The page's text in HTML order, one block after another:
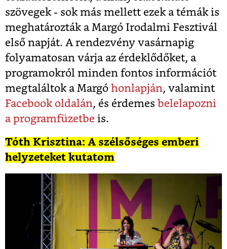
szövegek - sok más mellett ezek a témák is
meghatározták a Margó Irodalmi Fesztivál
első napját. A rendezvény vasárnapig
folyamatosan várja az érdeklődőket, a
programokról minden fontos információt
megtaláltok a Margó honlapján, valamint
Facebook oldalán, és érdemes belelapozni
a programfüzetbe is.
Tóth Krisztina: A szélsőséges emberi
helyzeteket kutatom